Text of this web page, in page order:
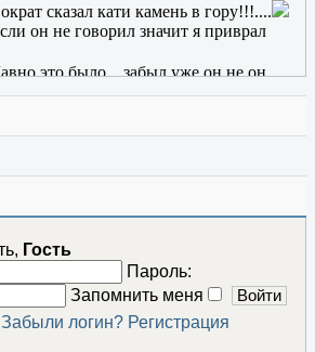
сказал кати камень в гору!!!....
он не говорил значит я приврал
это было... забыл уже он не он.....
Гость
Пароль:
Запомнить меня
Забыли логин? Регистрация